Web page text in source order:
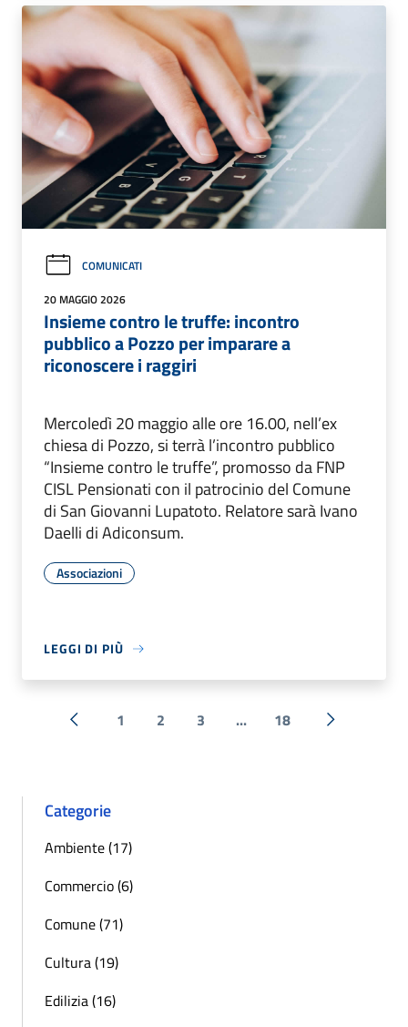
COMUNICATI
20 MAGGIO 2026
Insieme contro le truffe: incontro
pubblico a Pozzo per imparare a
riconoscere i raggiri
Mercoledì 20 maggio alle ore 16.00, nell’ex
chiesa di Pozzo, si terrà l’incontro pubblico
“Insieme contro le truffe”, promosso da FNP
CISL Pensionati con il patrocinio del Comune
di San Giovanni Lupatoto. Relatore sarà Ivano
Daelli di Adiconsum.
Associazioni
LEGGI DI PIÙ
« Precedente
1 2 3 ... 18 Successiva
Categorie
Ambiente (17)
Commercio (6)
Comune (71)
Cultura (19)
Edilizia (16)